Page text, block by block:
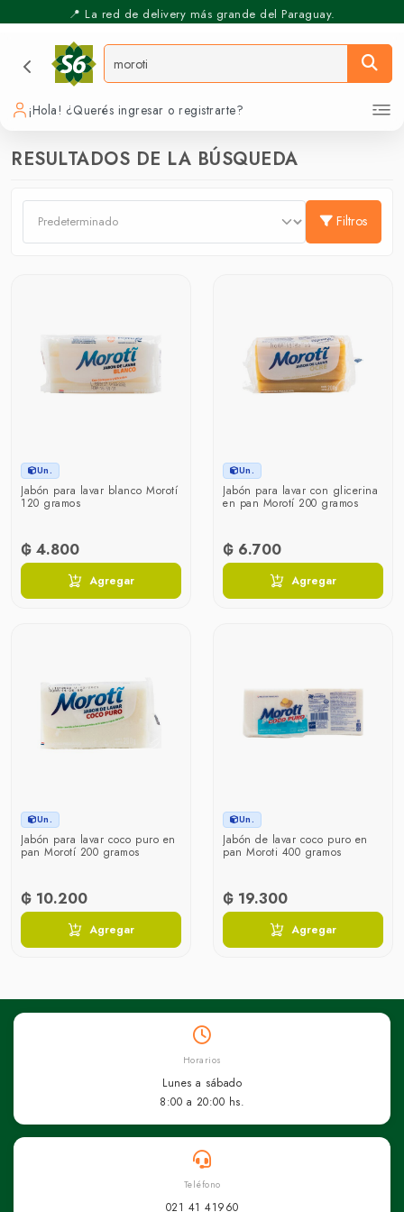
📍 La red de delivery más grande del Paraguay.
¡Hola! ¿Querés ingresar o registrarte?
RESULTADOS DE LA BÚSQUEDA
Filtros
Un.
Jabón para lavar blanco Morotí
120 gramos
₲ 4.800
Agregar
Un.
Jabón para lavar con glicerina
en pan Morotí 200 gramos
₲ 6.700
Agregar
Un.
Jabón para lavar coco puro en
pan Morotí 200 gramos
₲ 10.200
Agregar
Un.
Jabón de lavar coco puro en
pan Moroti 400 gramos
₲ 19.300
Agregar
Horarios
Lunes a sábado
8:00 a 20:00 hs.
Teléfono
021 41 41960